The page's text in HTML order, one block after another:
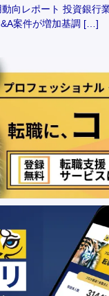
向レポート 投資銀行
案件が増加基調 […]